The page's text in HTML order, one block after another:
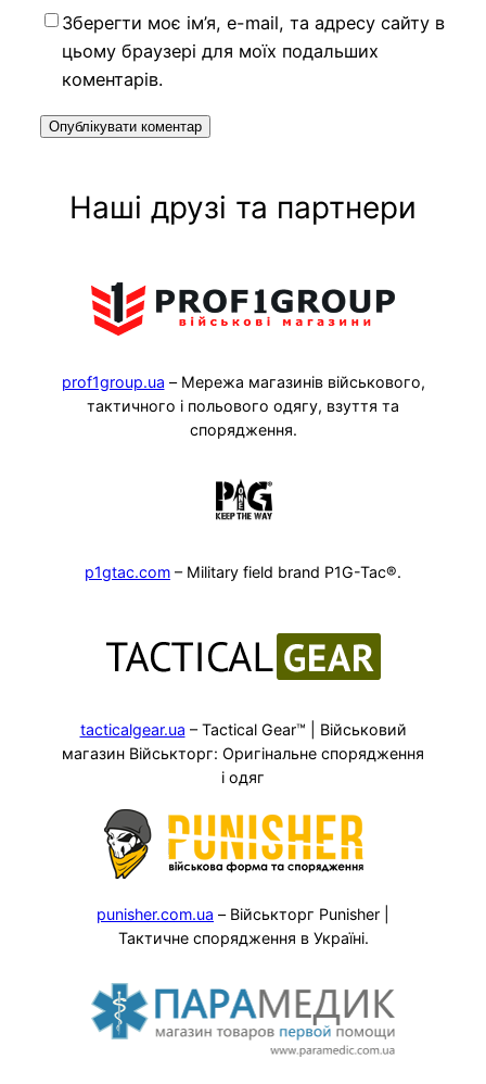
Зберегти моє ім’я, e-mail, та адресу сайту в
цьому браузері для моїх подальших
коментарів.
Наші друзі та партнери
prof1group.ua – Мережа магазинів військового,
тактичного і польового одягу, взуття та
спорядження.
p1gtac.com – Military field brand P1G-Tac®.
tacticalgear.ua – Tactical Gear™ | Військовий
магазин Військторг: Оригінальне спорядження
і одяг
punisher.com.ua – Військторг Punisher |
Тактичне спорядження в Україні.